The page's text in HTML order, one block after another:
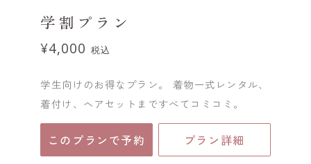
学割プラン
¥4,000 税込
学生向けのお得なプラン。 着物一式レンタル、
着付け、ヘアセットまですべてコミコミ。
このプランで予約 プラン詳細